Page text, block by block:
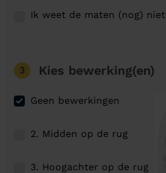
Ik weet de maten (nog) niet
3 Kies bewerking(en)
Geen bewerkingen
2. Midden op de rug
3. Hoogachter op de rug